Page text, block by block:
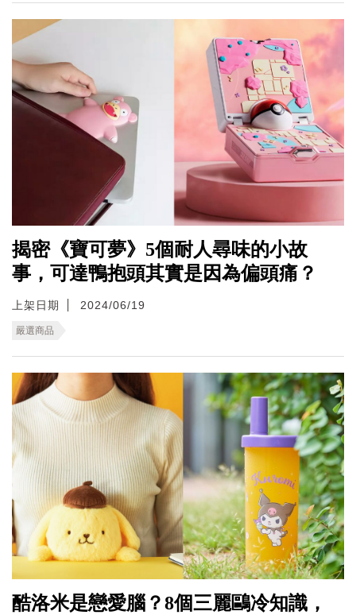
揭密《寶可夢》5個耐人尋味的小故
事，可達鴨抱頭其實是因為偏頭痛？
上架日期 2024/06/19
嚴選商品
酷洛米是戀愛腦？8個三麗鷗冷知識，